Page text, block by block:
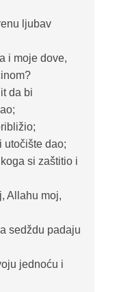
ljubav
i moje dove,
da bi
utočište dao;
si zaštitio i
Allahu moj,
sedždu padaju
jednoću i